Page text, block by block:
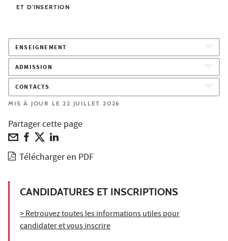
ET D'INSERTION
ENSEIGNEMENT
ADMISSION
CONTACTS
MIS À JOUR LE 22 JUILLET 2026
Partager cette page
Télécharger en PDF
CANDIDATURES ET INSCRIPTIONS
> Retrouvez toutes les informations utiles pour
candidater et vous inscrire